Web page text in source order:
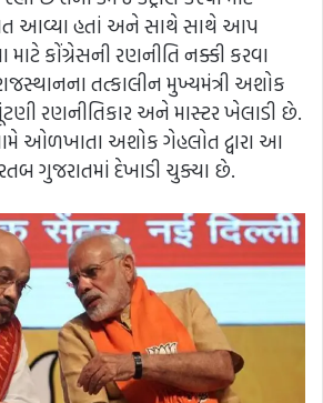
આવ્યા હતાં અને સાથે સાથે આપ
માટે કોંગ્રેસની રણનીતિ નક્કી કરવા
તત્કાલીન મુખ્યમંત્રી અશોક
રણનીતિકાર અને માસ્ટર ખેલાડી છે.
ઓળખાતા અશોક ગેહલોત દ્વારા આ
ગુજરાતમાં દેખાડી ચુક્યા છે.